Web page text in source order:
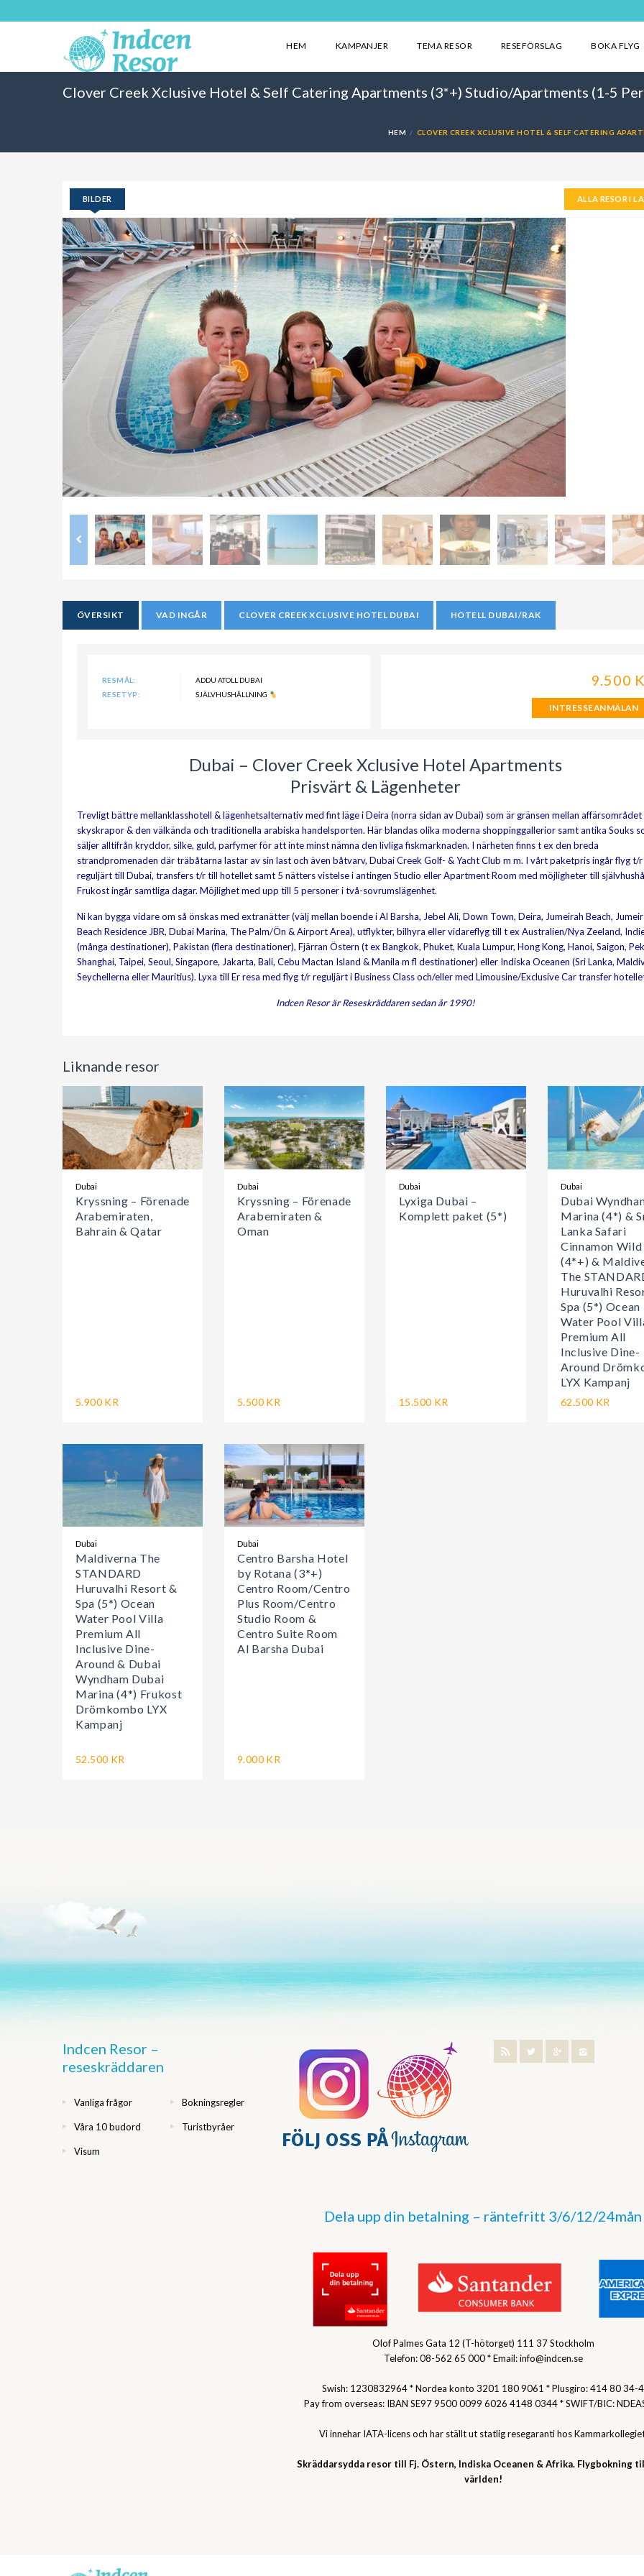
HEM KAMPANJER TEMA RESOR RESEFÖRSLAG BOKA FLYG
Clover Creek Xclusive Hotel & Self Catering Apartments (3*+) Studio/Apartments (1-5
HEM CLOVER CREEK XCLUSIVE HOTEL & SELF CATERING
BILDER ALLA RESOR I
ÖVERSIKT VAD INGÅR CLOVER CREEK XCLUSIVE HOTEL DUBAI HOTELL DUBAI/RAK
RESMÅL:
ADDU ATOLL DUBAI
RESETYP:
SJÄLVHUSHÅLLNING
9.500
INTRESSEANMÄLAN
Dubai – Clover Creek Xclusive Hotel Apartments
Prisvärt & Lägenheter
Trevligt bättre mellanklasshotell & lägenhetsalternativ med fint läge i Deira (norra sidan av Dubai) som är gränsen mellan affärsområdet
skyskrapor & den välkända och traditionella arabiska handelsporten. Här blandas olika moderna shoppinggallerior samt antika Souks
säljer alltifrån kryddor, silke, guld, parfymer för att inte minst nämna den livliga fiskmarknaden. I närheten finns t ex den breda
strandpromenaden där träbåtarna lastar av sin last och även båtvarv, Dubai Creek Golf- & Yacht Club m m. I vårt paketpris ingår flyg t/r
reguljärt till Dubai, transfers t/r till hotellet samt 5 nätters vistelse i antingen Studio eller Apartment Room med möjligheter till
Frukost ingår samtliga dagar. Möjlighet med upp till 5 personer i två-sovrumslägenhet.
Ni kan bygga vidare om så önskas med extranätter (välj mellan boende i Al Barsha, Jebel Ali, Down Town, Deira, Jumeirah Beach,
Beach Residence JBR, Dubai Marina, The Palm/Ön & Airport Area), utflykter, bilhyra eller vidareflyg till t ex Australien/Nya Zeeland,
(många destinationer), Pakistan (flera destinationer), Fjärran Östern (t ex Bangkok, Phuket, Kuala Lumpur, Hong Kong, Hanoi, Saigon,
Shanghai, Taipei, Seoul, Singapore, Jakarta, Bali, Cebu Mactan Island & Manila m fl destinationer) eller Indiska Oceanen (Sri Lanka,
Seychellerna eller Mauritius). Lyxa till Er resa med flyg t/r reguljärt i Business Class och/eller med Limousine/Exclusive Car transfer
Indcen Resor är Reseskräddaren sedan år 1990!
Liknande resor
Dubai
Kryssning – Förenade
Arabemiraten,
Bahrain & Qatar
5.900 KR
Dubai
Kryssning – Förenade
Arabemiraten &
Oman
5.500 KR
Dubai
Lyxiga Dubai –
Komplett paket (5*)
15.500 KR
Dubai
Dubai
Marina (4*) &
Lanka Safari
Cinnamon Wild
(4*+) &
The
Huruvalhi
Spa (5*) Ocean
Water Pool
Premium All
Inclusive Dine-
Around
LYX Kampanj
62.500 KR
Dubai
Maldiverna The
STANDARD
Huruvalhi Resort &
Spa (5*) Ocean
Water Pool Villa
Premium All
Inclusive Dine-
Around & Dubai
Wyndham Dubai
Marina (4*) Frukost
Drömkombo LYX
Kampanj
52.500 KR
Dubai
Centro Barsha Hotel
by Rotana (3*+)
Centro Room/Centro
Plus Room/Centro
Studio Room &
Centro Suite Room
Al Barsha Dubai
9.000 KR
Indcen Resor –
reseskräddaren
Vanliga frågor Bokningsregler
Våra 10 budord Turistbyråer
Visum
Dela upp din betalning – räntefritt 3/6/12/24mån
Olof Palmes Gata 12 (T-hötorget) 111 37 Stockholm
Telefon: 08-562 65 000 * Email: info@indcen.se
Swish: 1230832964 * Nordea konto 3201 180 9061 * Plusgiro: 414 80 34-4
Pay from overseas: IBAN SE97 9500 0099 6026 4148 0344 * SWIFT/BIC:
Vi innehar IATA-licens och har ställt ut statlig resegaranti hos
Skräddarsydda resor till Fj. Östern, Indiska Oceanen & Afrika. Flygbokning
världen!